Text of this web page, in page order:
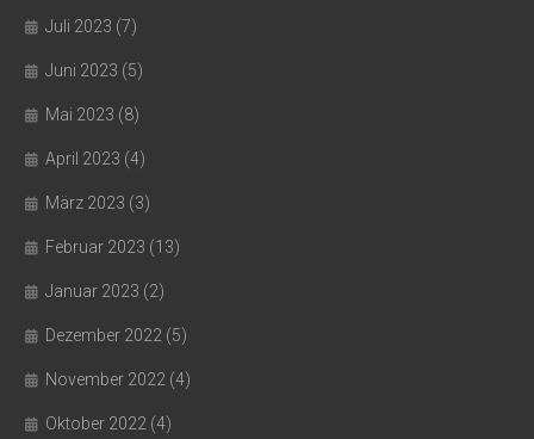
Juli 2023 (7)
Juni 2023 (5)
Mai 2023 (8)
April 2023 (4)
März 2023 (3)
Februar 2023 (13)
Januar 2023 (2)
Dezember 2022 (5)
November 2022 (4)
Oktober 2022 (4)